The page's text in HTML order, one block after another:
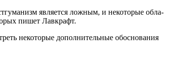
явля­ет­ся лож­ным, и неко­то­рые обла­
пишет Лавкрафт.
неко­то­рые допол­ни­тель­ные обос­но­ва­ния